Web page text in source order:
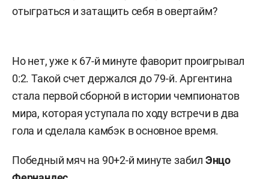
отыграться и затащить себя в овертайм?
Но нет, уже к 67-й минуте фаворит проигрывал
0:2. Такой счет держался до 79-й. Аргентина
стала первой сборной в истории чемпионатов
мира, которая уступала по ходу встречи в два
гола и сделала камбэк в основное время.
Победный мяч на 90+2-й минуте забил Энцо